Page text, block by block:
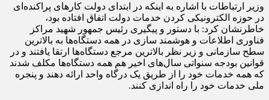
وزیر ارتباطات با اشاره به اینکه در ابتدای دولت کارهای پراکنده‌ای
در حوزه الکترونیکی کردن خدمات دولت اتفاق افتاده بود،
خاطرنشان کرد: با دستور و پیگیری رئیس جمهور شهید مراکز
فناوری اطلاعات و هوشمند سازی در همه دستگاه‌ها به بالاترین
سطح سازمانی و زیر نظر بالاترین مرجع دستگاه‌ها ارتقا یافتند و در
قوانین بودجه سنواتی سال‌های اخیر هم همه دستگاه‌ها مکلف شدند
که همه خدمات خود را از طریق یک درگاه واحد ارائه دهند و پنجره
ملی خدمات خود را راه اندازی کنند.